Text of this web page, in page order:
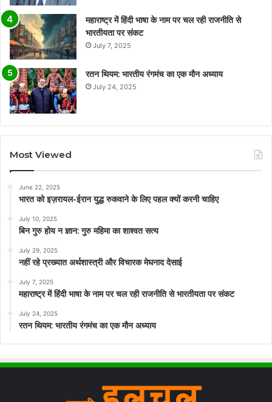
महाराष्ट्र में हिंदी भाषा के नाम पर चल रही राजनीति से
भारतीयता पर संकट
July 7, 2025
रतन थियम: भारतीय रंगमंच का एक मौन अध्याय
July 24, 2025
Most Viewed
June 22, 2025
भारत को इज़रायल-ईरान युद्ध रुकवाने के लिए पहल क्यों करनी चाहिए
July 10, 2025
बिन गुरु होय न ज्ञान: गुरु महिमा का शाश्वत सत्य
July 29, 2025
नहीं रहे प्रख्यात अर्थशास्त्री और विचारक मेघनाद देसाई
July 7, 2025
महाराष्ट्र में हिंदी भाषा के नाम पर चल रही राजनीति से भारतीयता पर संकट
July 24, 2025
रतन थियम: भारतीय रंगमंच का एक मौन अध्याय